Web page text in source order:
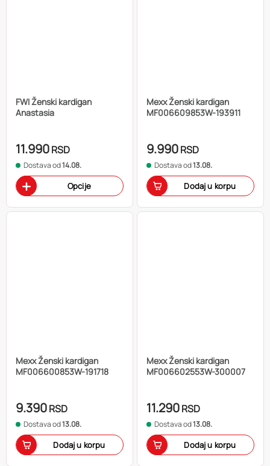
FWI Ženski kardigan
Anastasia
11.990RSD
Dostava od14.08.
Opcije
Mexx Ženski kardigan
MF006609853W-193911
9.990RSD
Dostava od13.08.
Dodaj u korpu
Mexx Ženski kardigan
MF006600853W-191718
9.390RSD
Dostava od13.08.
Dodaj u korpu
Mexx Ženski kardigan
MF006602553W-300007
11.290RSD
Dostava od13.08.
Dodaj u korpu